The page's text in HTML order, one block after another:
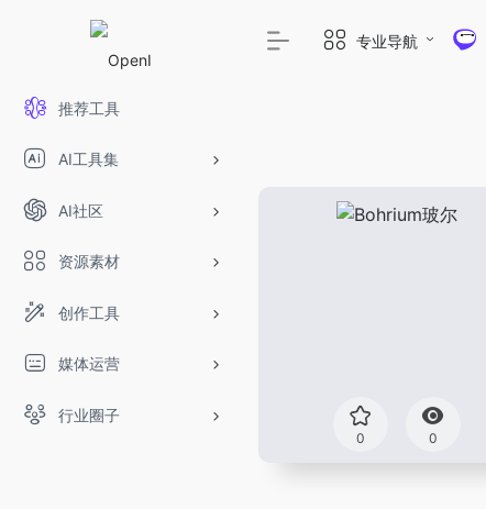
推荐工具
AI工具集
AI社区
资源素材
创作工具
媒体运营
行业圈子
专业导航
0 0